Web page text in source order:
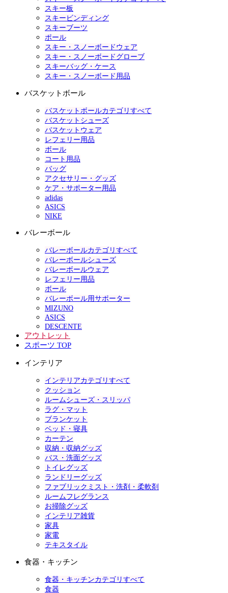
スキー板
スキービンディング
スキーブーツ
ポール
スキー・スノーボードウェア
スキー・スノーボードグローブ
スキーバッグ・ケース
スキー・スノーボード用品
バスケットボール
バスケットボールカテゴリすべて
バスケットシューズ
バスケットウェア
レフェリー用品
ボール
コート用品
バッグ
アクセサリー・グッズ
ケア・サポーター用品
adidas
ASICS
NIKE
バレーボール
バレーボールカテゴリすべて
バレーボールシューズ
バレーボールウェア
レフェリー用品
ボール
バレーボール用サポーター
MIZUNO
ASICS
DESCENTE
アウトレット
スポーツ TOP
インテリア
インテリアカテゴリすべて
クッション
ルームシューズ・スリッパ
ラグ・マット
ブランケット
ベッド・寝具
カーテン
収納・収納グッズ
バス・洗面グッズ
トイレグッズ
ランドリーグッズ
ファブリックミスト・洗剤・柔軟剤
ルームフレグランス
お掃除グッズ
インテリア雑貨
家具
家電
テキスタイル
食器・キッチン
食器・キッチンカテゴリすべて
食器